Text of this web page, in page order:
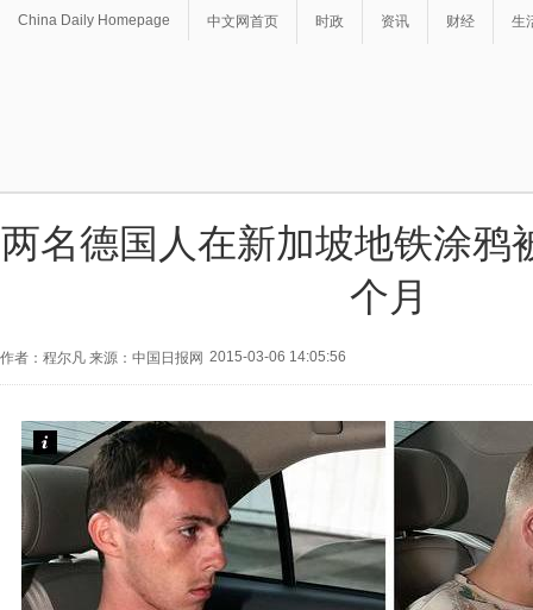
China Daily Homepage 中文网首页 时政 资讯 财经 生
两名德国人在新加坡地铁涂鸦
个月
作者：程尔凡 来源：中国日报网 2015-03-06 14:05:56